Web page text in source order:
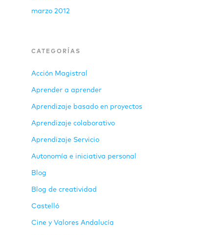
marzo 2012
CATEGORÍAS
Acción Magistral
Aprender a aprender
Aprendizaje basado en proyectos
Aprendizaje colaborativo
Aprendizaje Servicio
Autonomía e iniciativa personal
Blog
Blog de creatividad
Castelló
Cine y Valores Andalucía